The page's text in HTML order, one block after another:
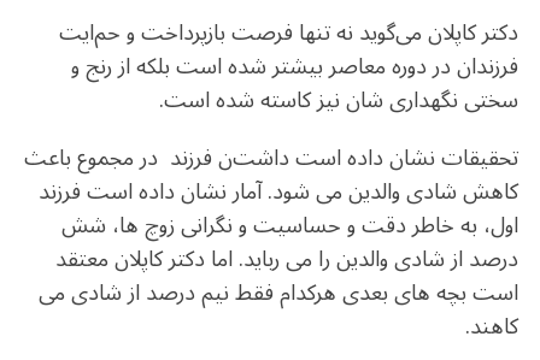
دکتر کاپلان می‌گوید نه تنها فرصت بازپرداخت و حم‌ایت
فرزندان در ‌دوره معاصر بیشتر شده است بلکه از رنج و
سختی نگهداری شان نیز کاسته شده است.
تحقیقات‌ نشان داده است داشت‌ن فرزند در مجموع باعث
کاهش شادی والدین می شود. آمار نشان داده است فرزند
اول، به خاطر دقت و حساسیت و نگرانی زوچ ها، شش
درصد از شادی والدین را می رباید. اما دکتر کاپلان معتقد
است بچه های بعدی هرکدام فقط نیم درصد از شادی می
کاهند.